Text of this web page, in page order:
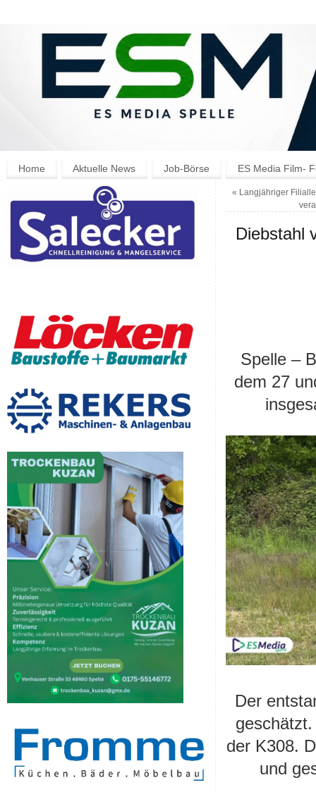
Home Aktuelle News Job-Börse ES Media Film-
« Langjähriger
Diebstahl
Spelle –
dem 27
Der
der K308.
und